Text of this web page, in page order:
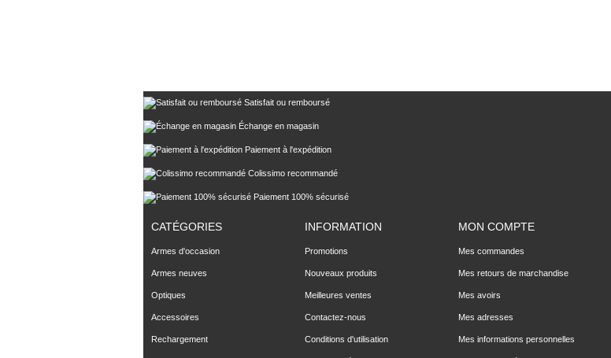
Satisfait ou remboursé
Échange en magasin
Paiement à l'expédition
Colissimo recommandé
Paiement 100% sécurisé
CATÉGORIES
Armes d'occasion
Armes neuves
Optiques
Accessoires
Rechargement
INFORMATION
Promotions
Nouveaux produits
Meilleures ventes
Contactez-nous
Conditions d'utilisation
MON COMPTE
Mes commandes
Mes retours de marchandise
Mes avoirs
Mes adresses
Mes informations personnelles